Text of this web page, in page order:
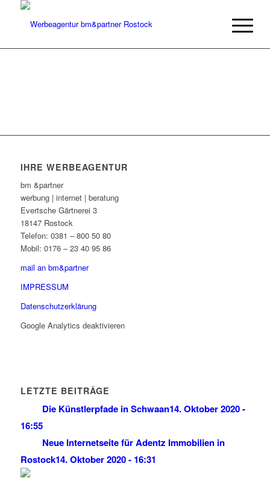
IHRE WERBEAGENTUR
bm &partner
werbung | internet | beratung
Evertsche Gärtnerei 3
18147 Rostock
Telefon: 0381 – 800 50 80
Mobil: 0176 – 23 40 95 86
mail an bm&partner
IMPRESSUM
Datenschutzerklärung
Google Analytics deaktivieren
LETZTE BEITRÄGE
Die Künstlerpfade in Schwaan14. Oktober 2020 -
16:55
Neue Internetseite für Adentz Immobilien in
Rostock14. Oktober 2020 - 16:31